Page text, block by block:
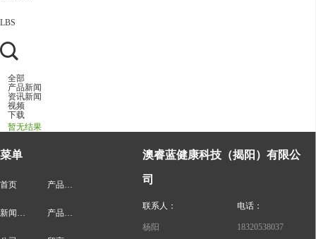
LBS
全部
产品新闻
资讯新闻
视频
下载
暂无结果
菜单
首页 产品展示
新闻动态 产品风采
澳睿蓝健康科技（揭阳）有限公
司
联系人：
杨阳
电话：
18320538037